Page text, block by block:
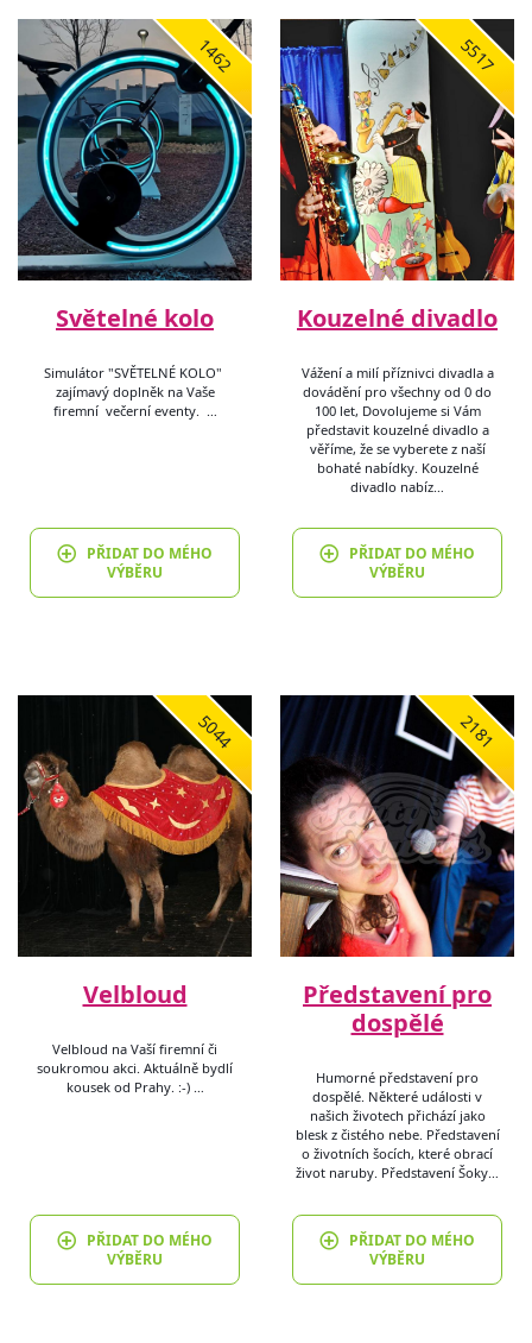
1462
Světelné kolo
Simulátor "SVĚTELNÉ KOLO"
zajímavý doplněk na Vaše
firemní večerní eventy. …
PŘIDAT DO MÉHO
VÝBĚRU
5517
Kouzelné divadlo
Vážení a milí příznivci divadla a
dovádění pro všechny od 0 do
100 let, Dovolujeme si Vám
představit kouzelné divadlo a
věříme, že se vyberete z naší
bohaté nabídky. Kouzelné
divadlo nabíz…
PŘIDAT DO MÉHO
VÝBĚRU
5044
Velbloud
Velbloud na Vaší firemní či
soukromou akci. Aktuálně bydlí
kousek od Prahy. :-) …
PŘIDAT DO MÉHO
VÝBĚRU
2181
Představení pro
dospělé
Humorné představení pro
dospělé. Některé události v
našich životech přichází jako
blesk z čistého nebe. Představení
o životních šocích, které obrací
život naruby. Představení Šoky…
PŘIDAT DO MÉHO
VÝBĚRU